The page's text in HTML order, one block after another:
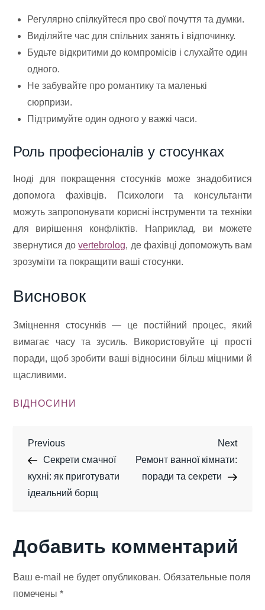
Регулярно спілкуйтеся про свої почуття та думки.
Виділяйте час для спільних занять і відпочинку.
Будьте відкритими до компромісів і слухайте один
одного.
Не забувайте про романтику та маленькі
сюрпризи.
Підтримуйте один одного у важкі часи.
Роль професіоналів у стосунках
Іноді для покращення стосунків може знадобитися
допомога фахівців. Психологи та консультанти
можуть запропонувати корисні інструменти та техніки
для вирішення конфліктів. Наприклад, ви можете
звернутися доvertebrolog, де фахівці допоможуть вам
зрозуміти та покращити ваші стосунки.
Висновок
Зміцнення стосунків — це постійний процес, який
вимагає часу та зусиль. Використовуйте ці прості
поради, щоб зробити ваші відносини більш міцними й
щасливими.
ВІДНОСИНИ
Н
а
в
г
а
Previous
Post
Previous
Секрети смачної
кухні: як приготувати
ідеальний борщ
Next
Post
Next
Ремонт ванної кімнати:
поради та секрети
Добавить комментарий
Ваш e-mail не будет опубликован. Обязательные поля
помечены*